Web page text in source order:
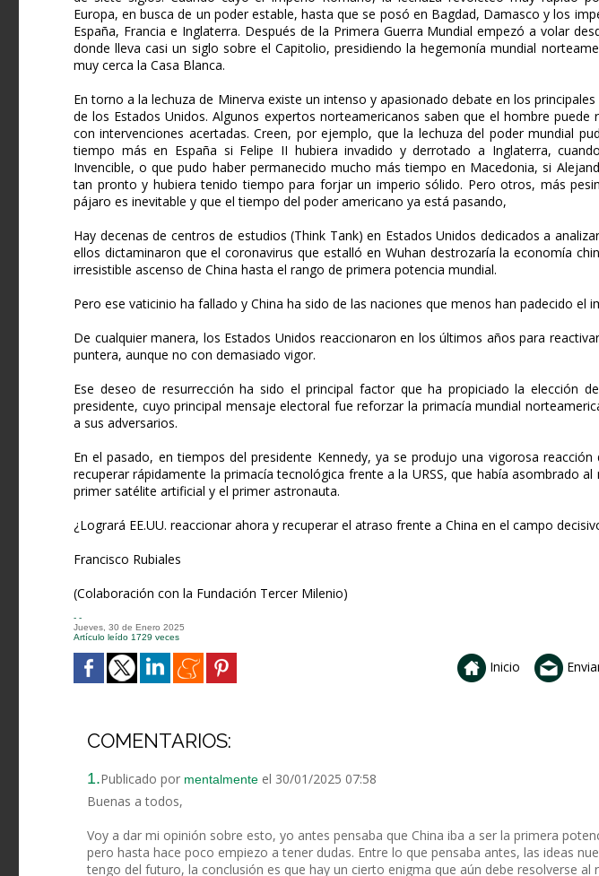
Europa, en busca de un poder estable, hasta que se posó en Bagdad, Damasco y los
España, Francia e Inglaterra. Después de la Primera Guerra Mundial empezó a volar
donde lleva casi un siglo sobre el Capitolio, presidiendo la hegemonía mundial
muy cerca la Casa Blanca.
En torno a la lechuza de Minerva existe un intenso y apasionado debate en los
de los Estados Unidos. Algunos expertos norteamericanos saben que el hombre puede
con intervenciones acertadas. Creen, por ejemplo, que la lechuza del poder mundial
tiempo más en España si Felipe II hubiera invadido y derrotado a Inglaterra,
Invencible, o que pudo haber permanecido mucho más tiempo en Macedonia, si
tan pronto y hubiera tenido tiempo para forjar un imperio sólido. Pero otros, más
pájaro es inevitable y que el tiempo del poder americano ya está pasando,
Hay decenas de centros de estudios (Think Tank) en Estados Unidos dedicados a
ellos dictaminaron que el coronavirus que estalló en Wuhan destrozaría la economía
irresistible ascenso de China hasta el rango de primera potencia mundial.
Pero ese vaticinio ha fallado y China ha sido de las naciones que menos han padecido el
De cualquier manera, los Estados Unidos reaccionaron en los últimos años para
puntera, aunque no con demasiado vigor.
Ese deseo de resurrección ha sido el principal factor que ha propiciado la elección
presidente, cuyo principal mensaje electoral fue reforzar la primacía mundial
a sus adversarios.
En el pasado, en tiempos del presidente Kennedy, ya se produjo una vigorosa
recuperar rápidamente la primacía tecnológica frente a la URSS, que había asombrado
primer satélite artificial y el primer astronauta.
¿Logrará EE.UU. reaccionar ahora y recuperar el atraso frente a China en el campo
Francisco Rubiales
(Colaboración con la Fundación Tercer Milenio)
- -
Jueves, 30 de Enero 2025
Artículo leído 1729 veces
Inicio
COMENTARIOS:
1.Publicado por mentalmente el 30/01/2025 07:58
Buenas a todos,
Voy a dar mi opinión sobre esto, yo antes pensaba que China iba a ser la primera
pero hasta hace poco empiezo a tener dudas. Entre lo que pensaba antes, las ideas
tengo del futuro, la conclusión es que hay un cierto enigma que aún debe resolverse al